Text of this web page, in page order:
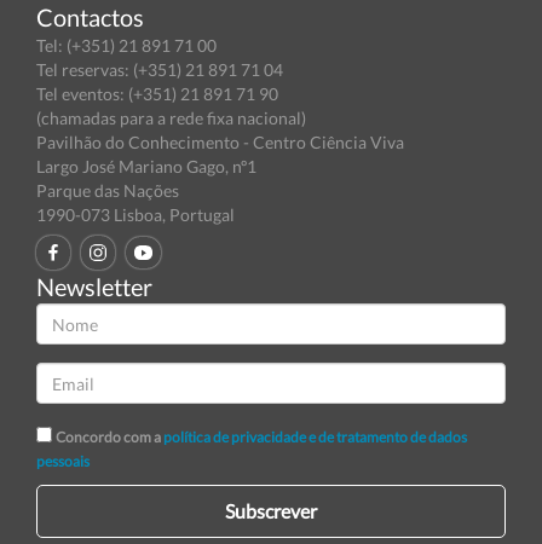
Contactos
Tel: (+351) 21 891 71 00
Tel reservas: (+351) 21 891 71 04
Tel eventos: (+351) 21 891 71 90
(chamadas para a rede fixa nacional)
Pavilhão do Conhecimento - Centro Ciência Viva
Largo José Mariano Gago, nº1
Parque das Nações
1990-073 Lisboa, Portugal
Newsletter
Concordo com a política de privacidade e de tratamento de dados
pessoais
Subscrever